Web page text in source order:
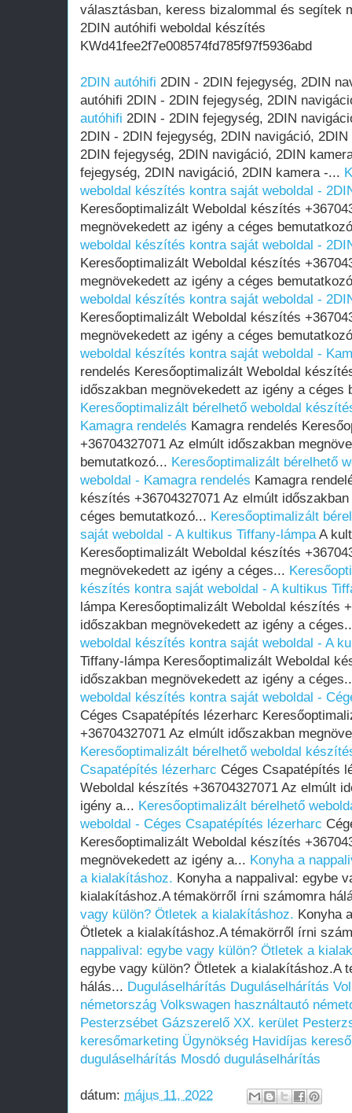
választásban, keress bizalommal és segítek
2DIN autóhifi weboldal készítés
KWd41fee2f7e008574fd785f97f5936abd
2DIN autóhifi 2DIN - 2DIN fejegység, 2DIN
autóhifi 2DIN - 2DIN fejegység, 2DIN
autóhifi 2DIN - 2DIN fejegység, 2DIN
2DIN - 2DIN fejegység, 2DIN navigáció,
2DIN fejegység, 2DIN navigáció, 2DIN
fejegység, 2DIN navigáció, 2DIN kamera -...
weboldal készítés kontra saját weboldal -
Keresőoptimalizált Weboldal készítés
megnövekedett az igény a céges
weboldal készítés kontra saját weboldal -
Keresőoptimalizált Weboldal készítés
megnövekedett az igény a céges
weboldal készítés kontra saját weboldal -
Keresőoptimalizált Weboldal készítés
megnövekedett az igény a céges
weboldal készítés kontra saját weboldal -
rendelés Keresőoptimalizált Weboldal
időszakban megnövekedett az igény a céges
Keresőoptimalizált bérelhető weboldal
Kamagra rendelés Kamagra rendelés
+36704327071 Az elmúlt időszakban
bemutatkozó... Keresőoptimalizált bérelhető
weboldal - Kamagra rendelés Kamagra
készítés +36704327071 Az elmúlt
céges bemutatkozó... Keresőoptimalizált
saját weboldal - A kultikus Tiffany-lámpaA
Keresőoptimalizált Weboldal készítés
megnövekedett az igény a céges...
készítés kontra saját weboldal - A kultikus
lámpa Keresőoptimalizált Weboldal készítés
időszakban megnövekedett az igény a
weboldal készítés kontra saját weboldal - A
Tiffany-lámpa Keresőoptimalizált Weboldal
időszakban megnövekedett az igény a
weboldal készítés kontra saját weboldal -
Céges Csapatépítés lézerharc
+36704327071 Az elmúlt időszakban
Keresőoptimalizált bérelhető weboldal
Csapatépítés lézerharc Céges Csapatépítés
Weboldal készítés +36704327071 Az elmúlt
igény a... Keresőoptimalizált bérelhető
weboldal - Céges Csapatépítés lézerharc
Keresőoptimalizált Weboldal készítés
megnövekedett az igény a... Konyha a
a kialakításhoz. Konyha a nappalival: egybe
kialakításhoz.A témakörről írni számomra
vagy külön? Ötletek a kialakításhoz. Konyha
Ötletek a kialakításhoz.A témakörről írni
nappalival: egybe vagy külön? Ötletek a
egybe vagy külön? Ötletek a kialakításhoz.A
hálás... Duguláselhárítás Duguláselhárítás
németország Volkswagen használtautó
Pesterzsébet Gázszerelő XX. kerület
keresőmarketing Ügynökség Havidíjas
duguláselhárítás Mosdó duguláselhárítás
dátum: május 11, 2022